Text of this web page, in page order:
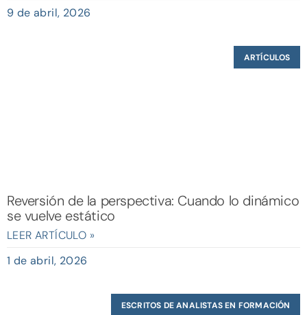
9 de abril, 2026
ARTÍCULOS
Reversión de la perspectiva: Cuando lo dinámico
se vuelve estático
LEER ARTÍCULO »
1 de abril, 2026
ESCRITOS DE ANALISTAS EN FORMACIÓN